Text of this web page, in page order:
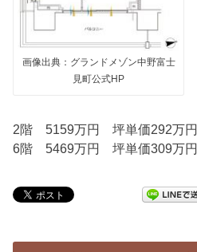
画像出典：グランドメゾン中野富士
見町公式HP
2階 5159万円 坪単価292万円
6階 5469万円 坪単価309万円